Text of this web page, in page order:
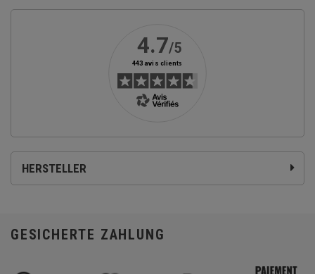
HERSTELLER
GESICHERTE ZAHLUNG